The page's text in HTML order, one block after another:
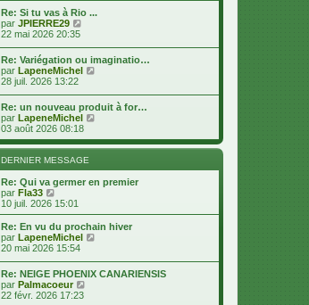
a
r
m
e
s
s
a
g
e
e
r
n
r
m
e
a
Re: Si tu vas à Rio ...
par JPIERRE29
l
e
e
r
n
i
e
r
m
e
s
g
e
22 mai 2026 20:35
Re: Variégation ou imaginatio…
par LapeneMichel
r
l
e
e
s
g
e
28 juil. 2026 13:22
Re: un nouveau produit à for…
par LapeneMichel
i
r
e
d
n
i
s
03 août 2026 08:18
DERNIER MESSAGE
Re: Qui va germer en premier
par Fla33
o
i
r
l
e
r
n
i
10 juil. 2026 15:01
Re: En vu du prochain hiver
par LapeneMichel
r
l
20 mai 2026 15:54
Re: NEIGE PHOENIX CANARIENSIS
par Palmacoeur
22 févr. 2026 17:23